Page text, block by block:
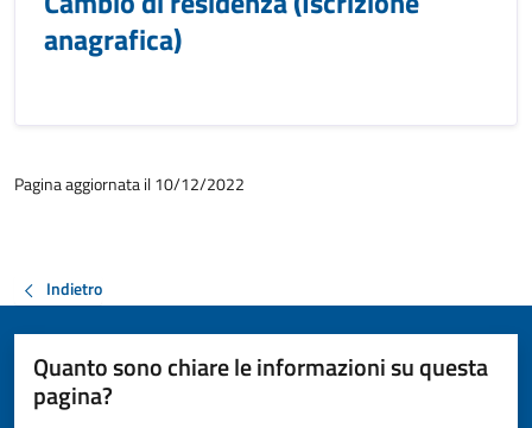
anagrafica)
Pagina aggiornata il 10/12/2022
Indietro
Quanto sono chiare le informazioni su questa
pagina?